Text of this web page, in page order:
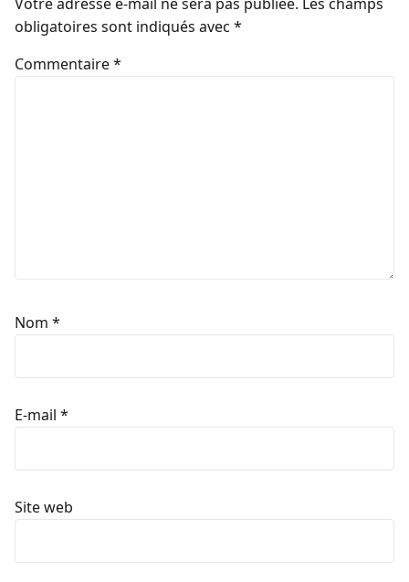
Votre adresse e-mail ne sera pas publiée. Les champs
obligatoires sont indiqués avec *
Commentaire*
Nom *
E-mail *
Site web